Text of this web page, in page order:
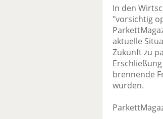
In den
"vorsichtig
aktuelle
Zukunft zu
brennende
wurden.